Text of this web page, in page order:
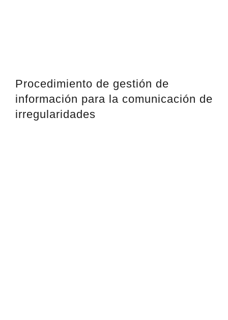
Procedimiento de gestión de
información para la comunicación de
irregularidades